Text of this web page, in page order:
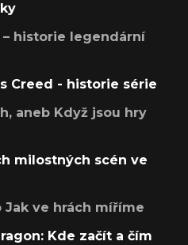
– historie legendární
Creed - historie série
aneb Když jsou hry
milostných scén ve
ve hrách míříme
Kde začít a čím